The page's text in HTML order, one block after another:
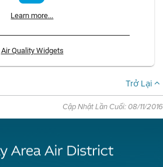
Learn more...
Air Quality Widgets
Trở Lại
Cập Nhật Lần Cuối: 08/11/2016